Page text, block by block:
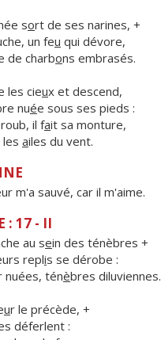
sort de ses narines, +
un feu qui dévore,
de charbons embrasés.
les cieux et descend,
nuée sous ses pieds :
il fait sa monture,
les ailes du vent.
m'a sauvé, car il m'aime.
: 17 - II
au sein des ténèbres +
replis se dérobe :
nuées, ténèbres diluviennes.
ur le précède, +
déferlent :